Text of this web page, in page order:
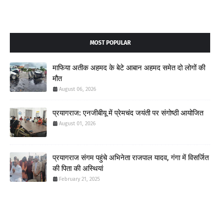
MOST POPULAR
माफिया अतीक अहमद के बेटे आबान अहमद समेत दो लोगों की
मौत
August 06, 2026
प्रयागराज: एनजीबीयू में प्रेमचंद जयंती पर संगोष्ठी आयोजित
August 01, 2026
प्रयागराज संगम पहुंचे अभिनेता राजपाल यादव, गंगा में विसर्जित
की पिता की अस्थियां
February 21, 2025